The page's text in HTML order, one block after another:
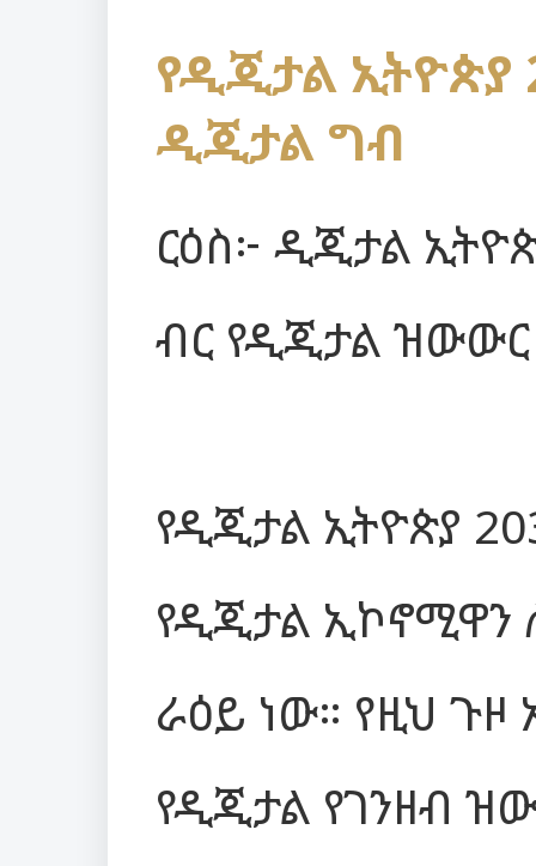
የዲጂታል ኢትዮጵያ
ዲጂታል ግብ
ርዕስ፦ ዲጂታል
ብር የዲጂታል
የዲጂታል ኢትዮጵያ
የዲጂታል ኢኮኖሚዋን
ራዕይ ነው። የዚህ
የዲጂታል የገንዘብ